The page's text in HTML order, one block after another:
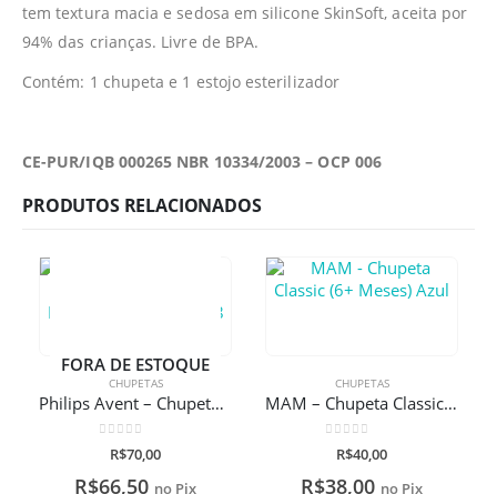
tem textura macia e sedosa em silicone SkinSoft, aceita por
94% das crianças. Livre de BPA.
Contém: 1 chupeta e 1 estojo esterilizador
CE-PUR/IQB 000265 NBR 10334/2003 – OCP 006
PRODUTOS RELACIONADOS
FORA DE ESTOQUE
CHUPETAS
Philips Avent – Chupetas Ultra Air – Decorada Rosa – 6 a 18 Meses
de 5
R$70,00
R$66,50 no Pix
CHUPETAS
MAM – Chupeta Classic (6+ Meses) Azul
de 5
R$40,00
R$38,00 no Pix